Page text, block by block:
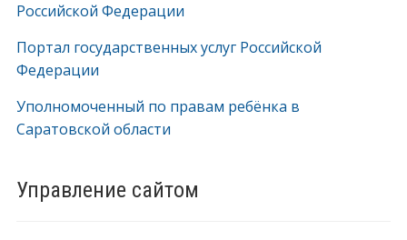
Российской Федерации
Портал государственных услуг Российской
Федерации
Уполномоченный по правам ребёнка в
Саратовской области
Управление сайтом